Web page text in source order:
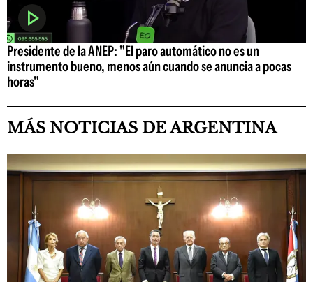
Presidente de la ANEP: "El paro automático no es un
instrumento bueno, menos aún cuando se anuncia a pocas
horas"
MÁS NOTICIAS DE ARGENTINA